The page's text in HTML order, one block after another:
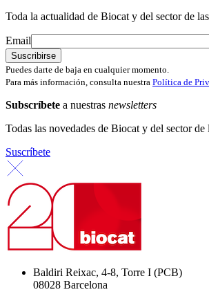
Toda la actualidad de Biocat y del sector de
Email
Puedes darte de baja en cualquier momento.
Para más información, consulta nuestra Política de
Subscríbete a nuestras newsletters
Todas las novedades de Biocat y del sector
Suscríbete
Baldiri Reixac, 4-8, Torre I (PCB)
08028 Barcelona